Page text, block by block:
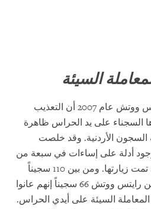
السيئة
تبين من أبحاث هيومن رايتس ووتش عام 2007 أن التعذيب
السجناء على يد الحراس ظاهرة
الأردنية. وقد خلصت
أدلة على إساءات في سبعة من
سجون الأردن العشرة التي تمت زيارتها. ومن بين 110 سجيناً
تمت مقابلتهم، قال لـ هيومن رايتس ووتش 66 سجيناً إنهم عانوا
السيئة على أيدي الحراس.